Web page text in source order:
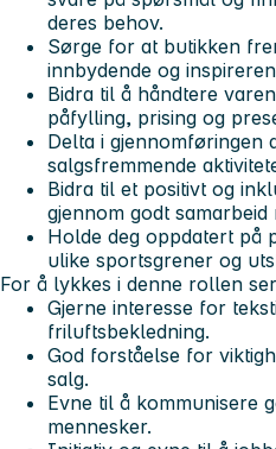
deres behov.
Sørge for at butikken
innbydende og
Bidra til å håndtere
påfylling, prising og
Delta i gjennomføringen
salgsfremmende
Bidra til et positivt og
gjennom godt samarbeid
Holde deg oppdatert på
ulike sportsgrener og
For å lykkes i denne rollen
Gjerne interesse for
friluftsbekledning.
God forståelse for
salg.
Evne til å kommunisere
mennesker.